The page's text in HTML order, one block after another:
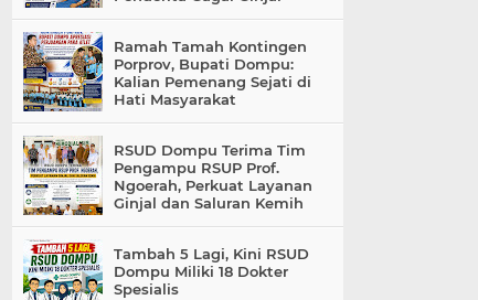
Ramah Tamah Kontingen
Porprov, Bupati Dompu:
Kalian Pemenang Sejati di
Hati Masyarakat
RSUD Dompu Terima Tim
Pengampu RSUP Prof.
Ngoerah, Perkuat Layanan
Ginjal dan Saluran Kemih
Tambah 5 Lagi, Kini RSUD
Dompu Miliki 18 Dokter
Spesialis